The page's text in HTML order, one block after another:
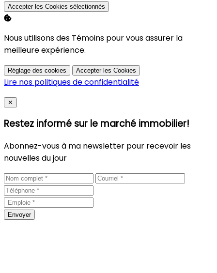
Accepter les Cookies sélectionnés
Nous utilisons des Témoins pour vous assurer la
meilleure expérience.
Réglage des cookies Accepter les Cookies
Lire nos politiques de confidentialité
Close
✕
Restez informé sur le marché immobilier!
Abonnez-vous à ma newsletter pour recevoir les
nouvelles du jour
Envoyer